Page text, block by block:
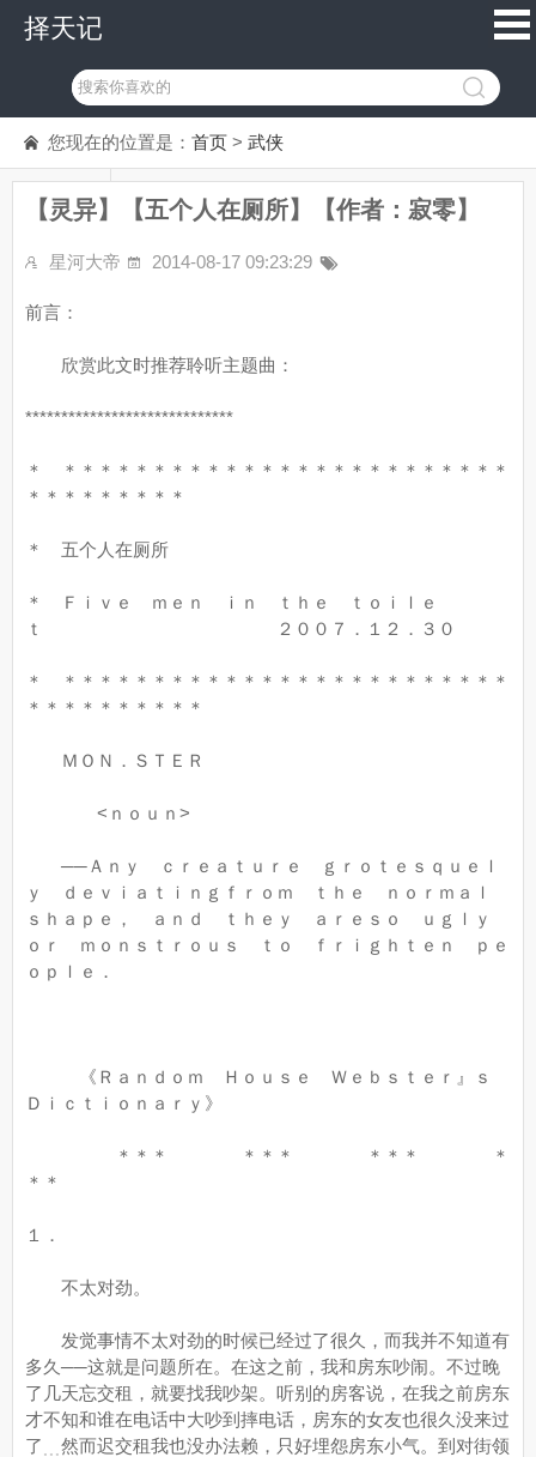
择天记
您现在的位置是： 首页 > 武侠
【灵异】【五个人在厕所】【作者：寂零】
星河大帝 2014-08-17 09:23:29
前言：
欣赏此文时推荐聆听主题曲：
*****************************
＊ ＊＊＊＊＊＊＊＊＊＊＊＊＊＊＊＊＊＊＊＊＊＊＊＊＊
＊＊＊＊＊＊＊＊＊
＊ 五个人在厕所
＊ Ｆｉｖｅ ｍｅｎ ｉｎ ｔｈｅ ｔｏｉｌｅ
ｔ ２００７．１２．３０
＊ ＊＊＊＊＊＊＊＊＊＊＊＊＊＊＊＊＊＊＊＊＊＊＊＊＊
＊＊＊＊＊＊＊＊＊＊
ＭＯＮ．ＳＴＥＲ
<ｎｏｕｎ>
──Ａｎｙ ｃｒｅａｔｕｒｅ ｇｒｏｔｅｓｑｕｅｌ
ｙ ｄｅｖｉａｔｉｎｇｆｒｏｍ ｔｈｅ ｎｏｒｍａｌ
ｓｈａｐｅ， ａｎｄ ｔｈｅｙ ａｒｅｓｏ ｕｇｌｙ
ｏｒ ｍｏｎｓｔｒｏｕｓ ｔｏ ｆｒｉｇｈｔｅｎ ｐｅ
ｏｐｌｅ．
《Ｒａｎｄｏｍ Ｈｏｕｓｅ Ｗｅｂｓｔｅｒ』ｓ
Ｄｉｃｔｉｏｎａｒｙ》
＊＊＊ ＊＊＊ ＊＊＊ ＊
＊＊
１．
不太对劲。
发觉事情不太对劲的时候已经过了很久，而我并不知道有
多久──这就是问题所在。在这之前，我和房东吵闹。不过晚
了几天忘交租，就要找我吵架。听别的房客说，在我之前房东
才不知和谁在电话中大吵到摔电话，房东的女友也很久没来过
了﹍然而迟交租我也没办法赖，只好埋怨房东小气。到对街领